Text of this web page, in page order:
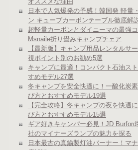
日本で人気爆発の予感！韓国発 軽量
ン キューブカーボンテーブル徹底解
超軽量カーボンとダイニーマの最強
Msnaile折り畳みキャンプチェア
【最新版】キャンプ用品レンタルサ
視ポイント別のお勧め5選
キャンプに最適！コンパクト石油ス
すめモデル27選
冬キャンプを安全快適に！一酸化炭
び方とおすすめモデル19選
【完全攻略】冬キャンプの夜を快適
び方とおすすめモデル15選
ギア好きキャンパー必見！JD
社のマイナーズランプの魅力を探る
日本最古の真鍮製灯油バーナー！マ